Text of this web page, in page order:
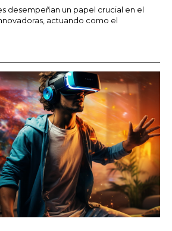
desempeñan un papel crucial en el
actuando como el